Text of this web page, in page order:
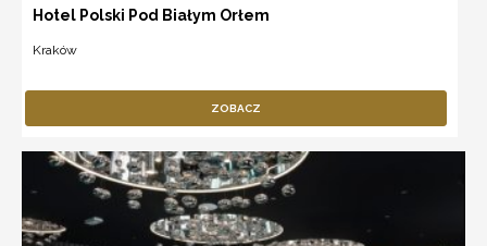
Hotel Polski Pod Białym Orłem
Kraków
ZOBACZ